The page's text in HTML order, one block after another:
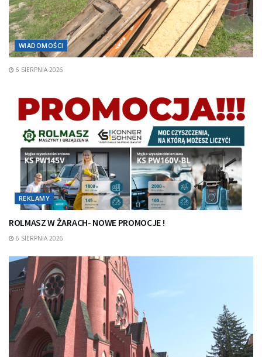
WIADOMOŚCI
6 SIERPNIA 2026
REKLAMY
ROLMASZ W ŻARACH- NOWE PROMOCJE !
6 SIERPNIA 2026